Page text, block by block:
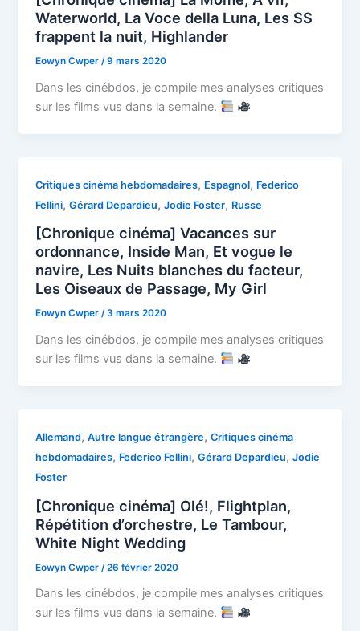
Waterworld, La Voce della Luna, Les SS
frappent la nuit, Highlander
Eowyn Cwper/9 mars 2020
Dans les cinébdos, je compile mes analyses critiques
sur les films vus dans la semaine.
Critiques cinéma hebdomadaires, Espagnol, Federico
Fellini,Gérard Depardieu,Jodie Foster, Russe
[Chronique cinéma] Vacances sur
ordonnance, Inside Man, Et vogue le
navire, Les Nuits blanches du facteur,
Les Oiseaux de Passage, My Girl
Eowyn Cwper/3 mars 2020
Dans les cinébdos, je compile mes analyses critiques
sur les films vus dans la semaine.
Allemand,Autre langue étrangère,Critiques cinéma
hebdomadaires, Federico Fellini,Gérard Depardieu,Jodie
Foster
[Chronique cinéma] Olé!, Flightplan,
Répétition d’orchestre, Le Tambour,
White Night Wedding
Eowyn Cwper /26 février 2020
Dans les cinébdos, je compile mes analyses critiques
sur les films vus dans la semaine.